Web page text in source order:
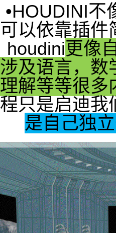
•HOUDINI不
可以依靠插件
houdini更像
涉及语言，数
理解等等很多
程只是启迪我
是自己独